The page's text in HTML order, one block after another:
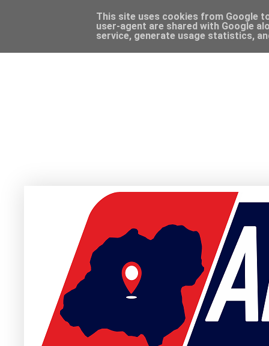
This site uses cookies from Google
user-agent are shared with Google
service, generate usage statistics,